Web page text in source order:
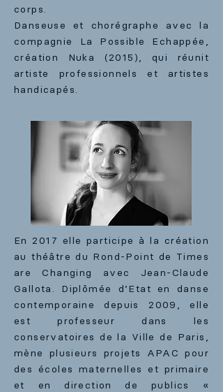
corps.
Danseuse et chorégraphe avec la
compagnie La Possible Echappée,
création Nuka (2015), qui réunit
artiste professionnels et artistes
handicapés.
En 2017 elle participe à la création
au théâtre du Rond-Point de Times
are Changing avec Jean-Claude
Gallota. Diplômée d’Etat en danse
contemporaine depuis 2009, elle
est professeur dans les
conservatoires de la Ville de Paris,
mène plusieurs projets APAC pour
des écoles maternelles et primaire
et en direction de publics «